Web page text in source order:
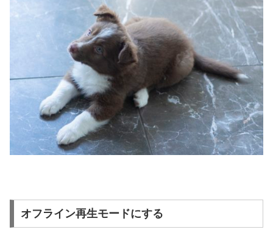
オフライン再生モードにする